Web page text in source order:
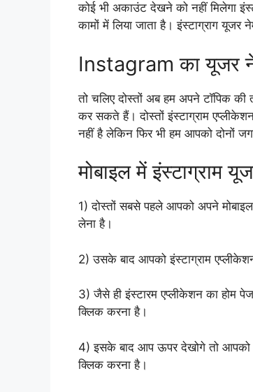
कोई भी अकाउंट देखने को नहीं मिलेगा
कामों में लिया जाता है। इंस्टाग्राग
Instagram का
तो चलिए दोस्तों अब हम अपने टॉपिक
कर सकते हैं। दोस्तों इंस्टाग्राम
नहीं है लेकिन फिर भी हम आपको दोनों
मोबाइल में इंस्टाग्राम
1) दोस्तों सबसे पहले आपको अपने
लेना है।
2) उसके बाद आपको इंस्टाग्राम
3) जैसे ही इंस्टारम एप्लीकेशन का होम
क्लिक करना है।
4) इसके बाद आप ऊपर देखोगे तो आपको
क्लिक करना है।